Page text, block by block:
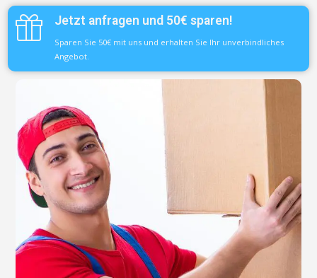
Jetzt anfragen und 50€ sparen!
Sparen Sie 50€ mit uns und erhalten Sie Ihr unverbindliches
Angebot.